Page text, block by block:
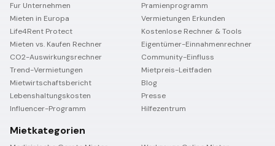
Fur Unternehmen
Pramienprogramm
Mieten in Europa
Vermietungen Erkunden
Life4Rent Protect
Kostenlose Rechner & Tools
Mieten vs. Kaufen Rechner
Eigentümer-Einnahmenrechner
CO2-Auswirkungsrechner
Community-Einfluss
Trend-Vermietungen
Mietpreis-Leitfaden
Mietwirtschaftsbericht
Blog
Lebenshaltungskosten
Presse
Influencer-Programm
Hilfezentrum
Mietkategorien